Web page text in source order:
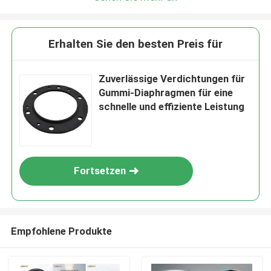
Erhalten Sie den besten Preis für
Zuverlässige Verdichtungen für
Gummi-Diaphragmen für eine
schnelle und effiziente Leistung
Fortsetzen
Empfohlene Produkte